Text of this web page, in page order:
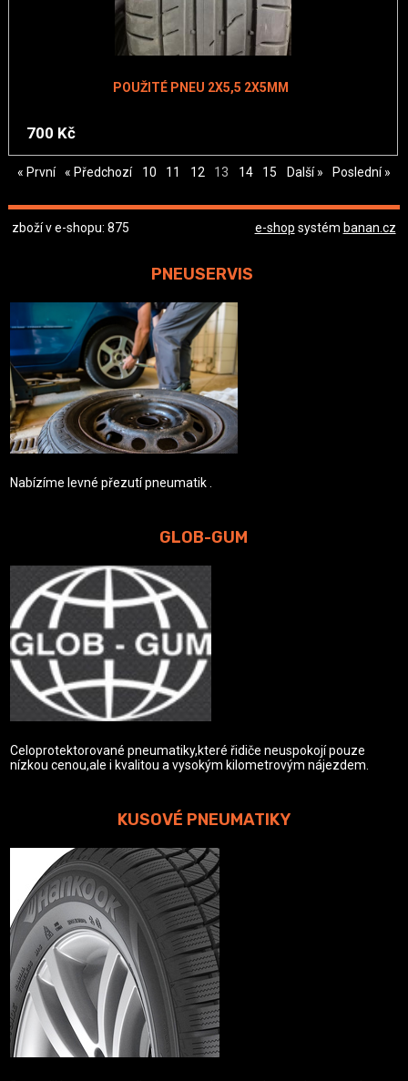
POUŽITÉ PNEU 2X5,5 2X5MM
700 Kč
« První « Předchozí 10 11 12 13 14 15 Další » Poslední »
zboží v e-shopu: 875 e-shop systém banan.cz
PNEUSERVIS
Nabízíme levné přezutí pneumatik .
GLOB-GUM
Celoprotektorované pneumatiky,které řidiče neuspokojí pouze
nízkou cenou,ale i kvalitou a vysokým kilometrovým nájezdem.
KUSOVÉ PNEUMATIKY